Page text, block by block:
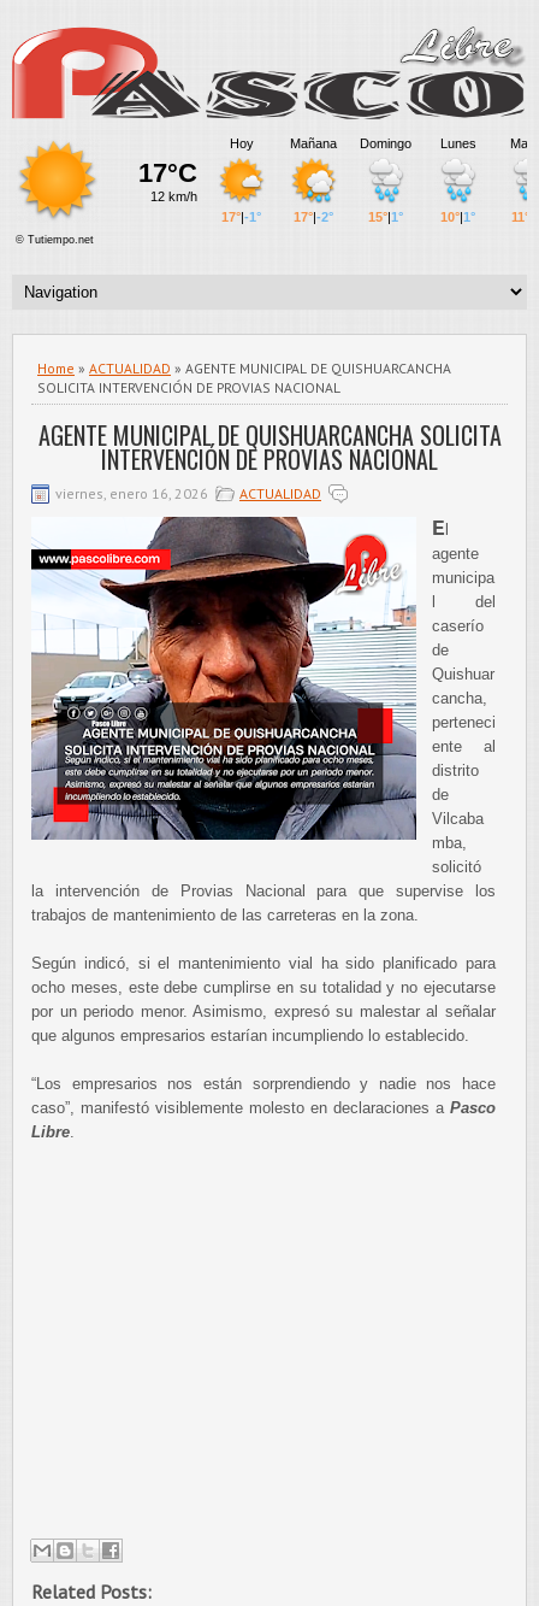
Home » ACTUALIDAD » AGENTE MUNICIPAL DE QUISHUARCANCHA
SOLICITA INTERVENCIÓN DE PROVIAS NACIONAL
AGENTE MUNICIPAL DE QUISHUARCANCHA SOLICITA
INTERVENCIÓN DE PROVIAS NACIONAL
viernes, enero 16, 2026 ACTUALIDAD
E
agente
municipa
l del
caserío
de
Quishuar
cancha,
perteneci
ente al
distrito
de
Vilcaba
mba,
solicitó
la intervención de Provias Nacional para que supervise los
trabajos de mantenimiento de las carreteras en la zona.
Según indicó, si el mantenimiento vial ha sido planificado para
ocho meses, este debe cumplirse en su totalidad y no ejecutarse
por un periodo menor. Asimismo, expresó su malestar al señalar
que algunos empresarios estarían incumpliendo lo establecido.
“Los empresarios nos están sorprendiendo y nadie nos hace
caso”, manifestó visiblemente molesto en declaraciones a Pasco
Libre.
Related Posts: